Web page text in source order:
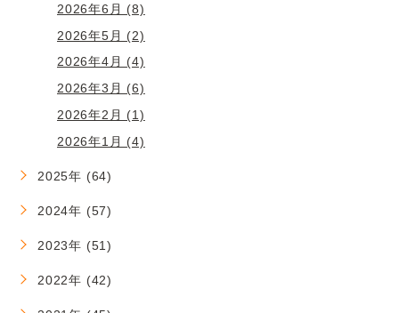
2026年6月 (8)
2026年5月 (2)
2026年4月 (4)
2026年3月 (6)
2026年2月 (1)
2026年1月 (4)
2025年 (64)
2024年 (57)
2023年 (51)
2022年 (42)